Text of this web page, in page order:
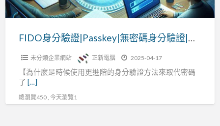
碼
身
FIDO身分驗證|Passkey|無密碼身分驗證|數位銀行
未分類企業網站 正新電腦 2025-04-17
【為什麼是時候使用更進階的身分驗證方法來取代密碼
了 […]
總瀏覽450 , 今天瀏覽1